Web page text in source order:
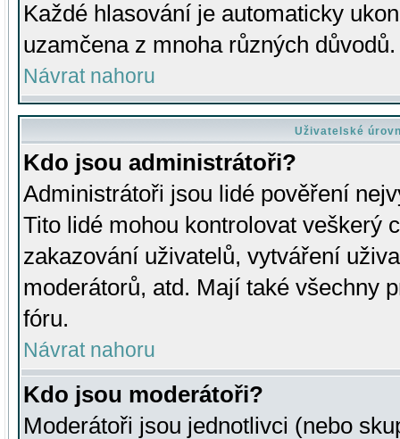
Každé hlasování je automaticky
uzamčena z mnoha různých důvodů.
Návrat nahoru
Uživatelské
Kdo jsou administrátoři?
Administrátoři jsou lidé pověření
Tito lidé mohou kontrolovat veškerý
zakazování uživatelů, vytváření
moderátorů, atd. Mají také všechny
fóru.
Návrat nahoru
Kdo jsou moderátoři?
Moderátoři jsou jednotlivci (nebo